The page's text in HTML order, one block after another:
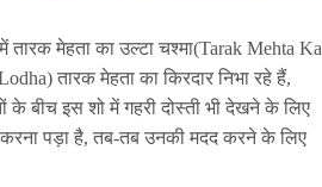
मेहता का उल्टा चश्मा(Tarak Mehta Ka
तारक मेहता का किरदार निभा रहे हैं,
के बीच इस शो में गहरी दोस्ती भी देखने के लिए
पड़ा है, तब-तब उनकी मदद करने के लिए